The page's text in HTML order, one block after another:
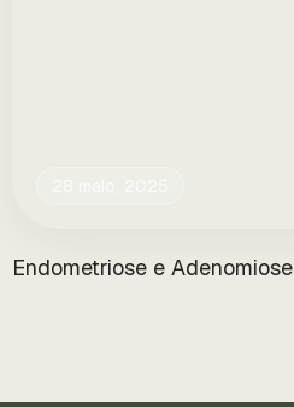
Endometriose e Adenomiose